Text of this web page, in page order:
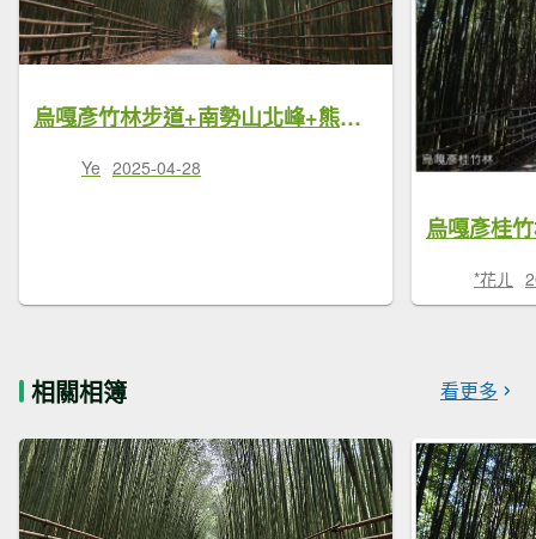
烏嘎彥竹林步道+南勢山北峰+熊佧山 O型-2025/04/05
Ye 2025-04-28
烏嘎彥桂
*花ㄦ
相關相簿 看更多